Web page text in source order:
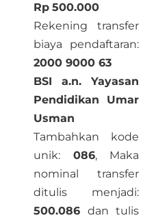
Rp 500.000
Rekening transfer
biaya pendaftaran:
2000 9000 63
BSI a.n. Yayasan
Pendidikan Umar
Usman
Tambahkan kode
unik: 086, Maka
nominal transfer
ditulis menjadi:
500.086 dan tulis